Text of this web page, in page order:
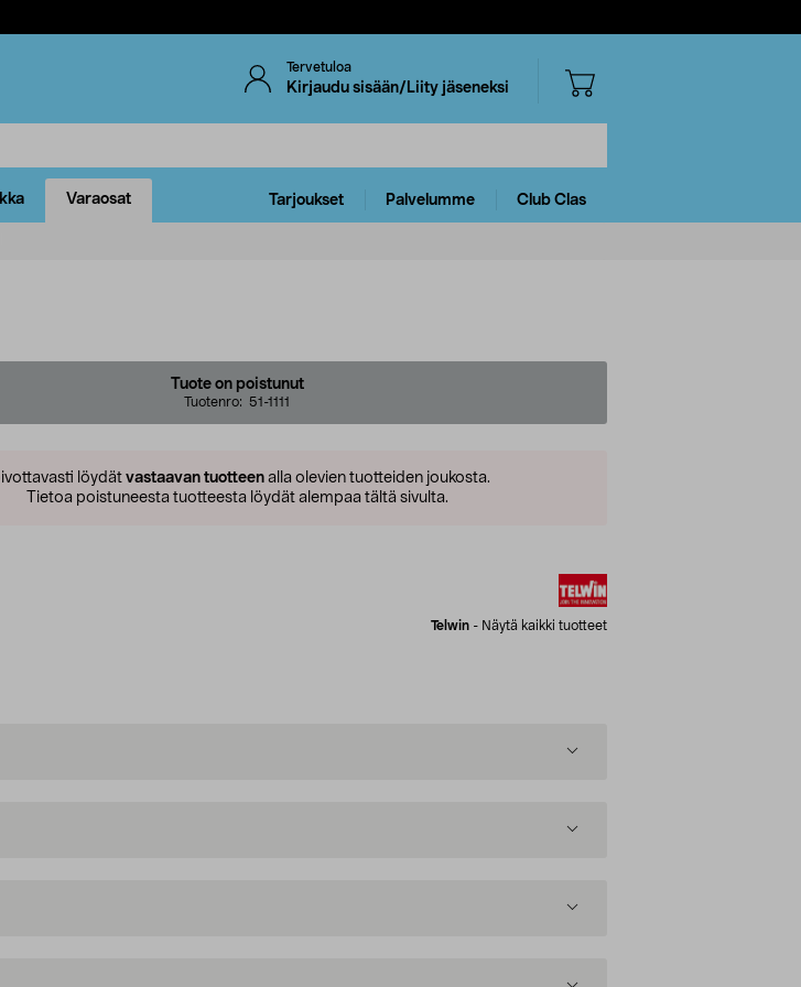
Tervetuloa
Kirjaudu sisään/Liity jäseneksi
Varaosat Tarjoukset Palvelumme Club Clas
Tuote on poistunut
Tuotenro: 51-1111
löydät vastaavan tuotteen alla olevien tuotteiden joukosta.
Tietoa poistuneesta tuotteesta löydät alempaa tältä sivulta.
Telwin - Näytä kaikki tuotteet